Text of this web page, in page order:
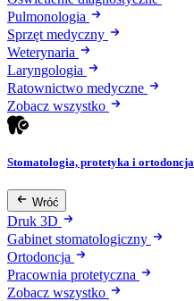
Pulmonologia
Sprzęt medyczny
Weterynaria
Laryngologia
Ratownictwo medyczne
Zobacz wszystko
Stomatologia, protetyka i ortodoncja
Wróć
Druk 3D
Gabinet stomatologiczny
Ortodoncja
Pracownia protetyczna
Zobacz wszystko